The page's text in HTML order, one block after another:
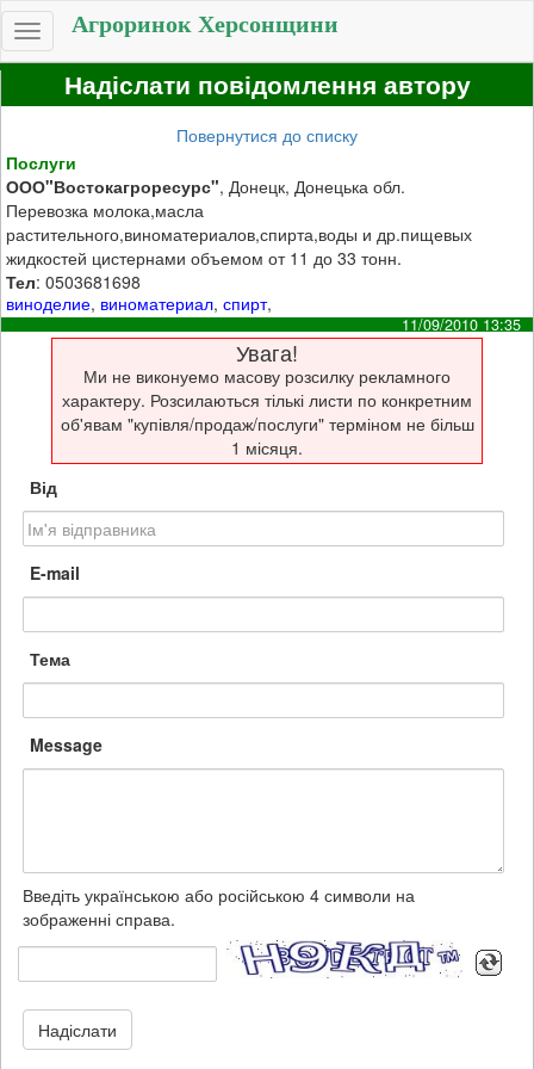
Toggle
navigation
Агроринок Херсонщини
Надіслати повідомлення автору
Повернутися до списку
Послуги
ООО"Востокагроресурс", Донецк, Донецька обл.
Перевозка молока,масла
растительного,виноматериалов,спирта,воды и др.пищевых
жидкостей цистернами объемом от 11 до 33 тонн.
Тел: 0503681698
виноделие, виноматериал,спирт,
11/09/2010 13:35
Увага!
Ми не виконуемо масову розсилку рекламного
характеру. Розсилаються тількі листи по конкретним
об'явам "купівля/продаж/послуги" терміном не більш
1 місяця.
Від
E-mail
Тема
Message
Введіть українською або російською 4 символи на
зображенні справа.
Надіслати